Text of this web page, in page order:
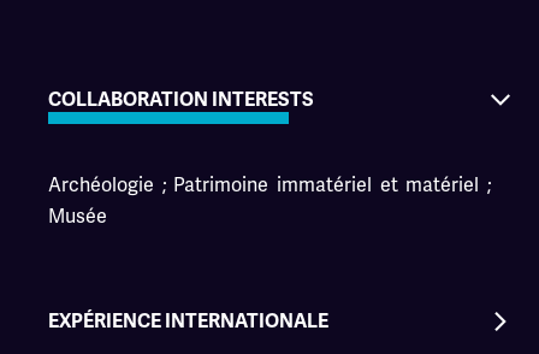
COLLABORATION INTERESTS
Archéologie ; Patrimoine immatériel et matériel ;
Musée
EXPÉRIENCE INTERNATIONALE